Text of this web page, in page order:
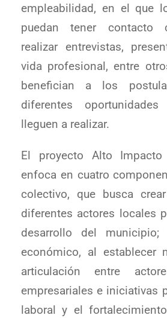
empleabilidad, en el que
puedan tener contacto
realizar entrevistas,
vida profesional, entre
benefician a los
diferentes
lleguen a realizar.
El proyecto Alto Impacto
enfoca en cuatro
colectivo, que busca
diferentes actores locales
desarrollo del municipio;
económico, al establecer
articulación entre
empresariales e iniciativas
laboral y el